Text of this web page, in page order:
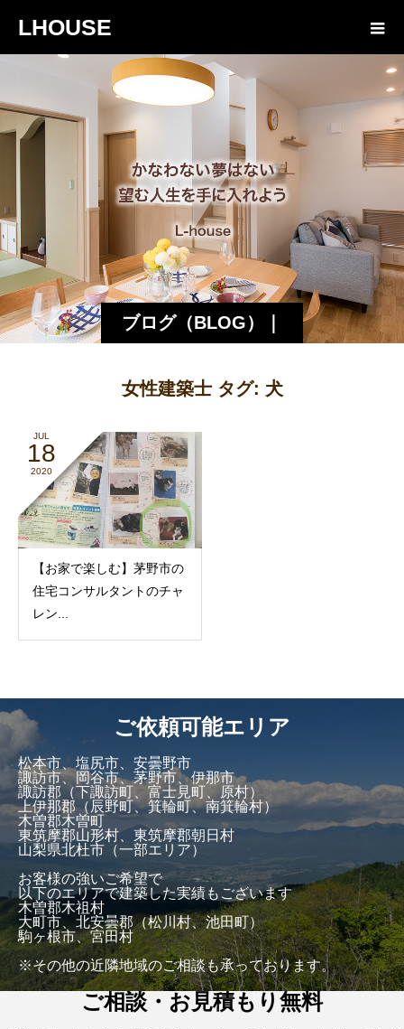
LHOUSE
ブログ（BLOG）｜
エルハウス
女性建築士 タグ: 犬
JUL
18
2020
【お家で楽しむ】茅野市の
住宅コンサルタントのチャ
レン...
ご依頼可能エリア
松本市、塩尻市、安曇野市
諏訪市、岡谷市、茅野市、伊那市
諏訪郡（下諏訪町、富士見町、原村）
上伊那郡（辰野町、箕輪町、南箕輪村）
木曽郡木曽町
東筑摩郡山形村、東筑摩郡朝日村
山梨県北杜市（一部エリア）
お客様の強いご希望で
以下のエリアで建築した実績もございます
木曽郡木祖村
大町市、北安曇郡（松川村、池田町）
駒ヶ根市、宮田村
※その他の近隣地域のご相談も承っております。
ご相談・お見積もり無料